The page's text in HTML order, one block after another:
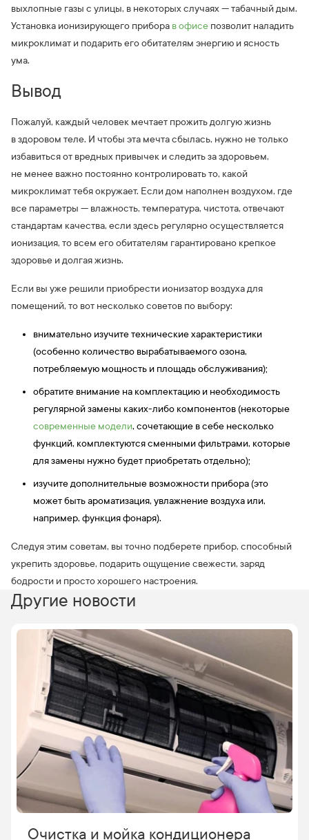
выхлопные газы с улицы, в некоторых случаях — табачный дым.
Установка ионизирующего прибора в офисе позволит наладить
микроклимат и подарить его обитателям энергию и ясность
ума.
Вывод
Пожалуй, каждый человек мечтает прожить долгую жизнь
в здоровом теле. И чтобы эта мечта сбылась, нужно не только
избавиться от вредных привычек и следить за здоровьем,
не менее важно постоянно контролировать то, какой
микроклимат тебя окружает. Если дом наполнен воздухом, где
все параметры — влажность, температура, чистота, отвечают
стандартам качества, если здесь регулярно осуществляется
ионизация, то всем его обитателям гарантировано крепкое
здоровье и долгая жизнь.
Если вы уже решили приобрести ионизатор воздуха для
помещений, то вот несколько советов по выбору:
внимательно изучите технические характеристики
(особенно количество вырабатываемого озона,
потребляемую мощность и площадь обслуживания);
обратите внимание на комплектацию и необходимость
регулярной замены каких-либо компонентов (некоторые
современные модели, сочетающие в себе несколько
функций, комплектуются сменными фильтрами, которые
для замены нужно будет приобретать отдельно);
изучите дополнительные возможности прибора (это
может быть ароматизация, увлажнение воздуха или,
например, функция фонаря).
Следуя этим советам, вы точно подберете прибор, способный
укрепить здоровье, подарить ощущение свежести, заряд
бодрости и просто хорошего настроения.
Другие новости
Очистка и мойка кондиционера